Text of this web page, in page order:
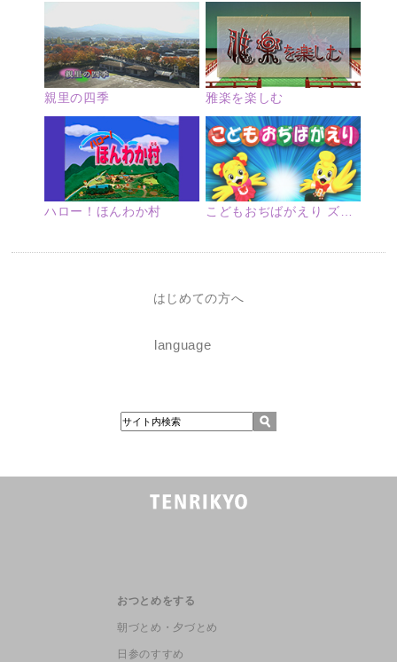
親里の四季 雅楽を楽しむ
ハロー！ほんわか村 こどもおぢばがえり ズームアップ
はじめての方へ
language
おつとめをする
朝づとめ・夕づとめ
日参のすすめ